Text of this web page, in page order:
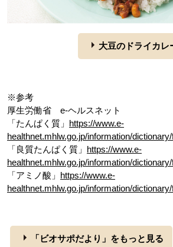
大豆のドライカレ
※参考
厚生労働省 e-ヘルスネット
「たんぱく質」 https://www.e-
healthnet.mhlw.go.jp/information/
「良質たんぱく質」 https://www.e-
healthnet.mhlw.go.jp/information/
「アミノ酸」 https://www.e-
healthnet.mhlw.go.jp/information/
「ビオサポだより」をもっと見る